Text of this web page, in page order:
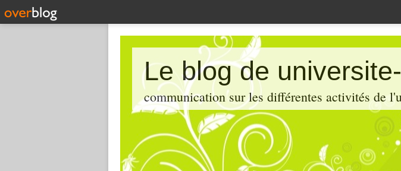
Le blog de
communication sur les différentes activités de